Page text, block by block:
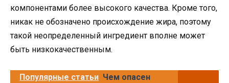
компонентами более высокого качества. Кроме того,
никак не обозначено происхождение жира, поэтому
такой неопределенный ингредиент вполне может
быть низкокачественным.
Популярные статьи Чем опасен